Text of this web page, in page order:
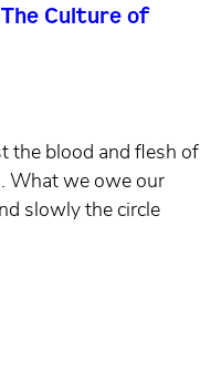
Culture of
the blood and flesh of
What we owe our
slowly the circle